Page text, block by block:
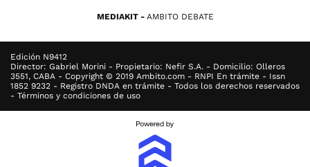
MEDIAKIT AMBITO DEBATE
Edición N9412
Director: Gabriel Morini - Propietario: Nefir S.A. - Domicilio: Olleros
3551, CABA - Copyright © 2019 Ambito.com - RNPI En trámite - Issn
1852 9232 - Registro DNDA en trámite - Todos los derechos reservados
- Términos y condiciones de uso